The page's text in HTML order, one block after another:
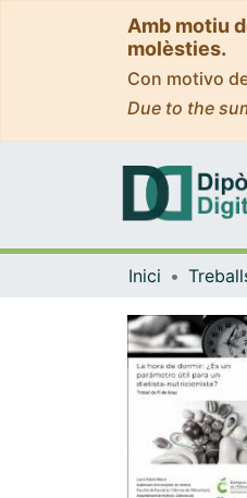
Amb motiu
molèsties.
Con motivo
Due to the
Inici